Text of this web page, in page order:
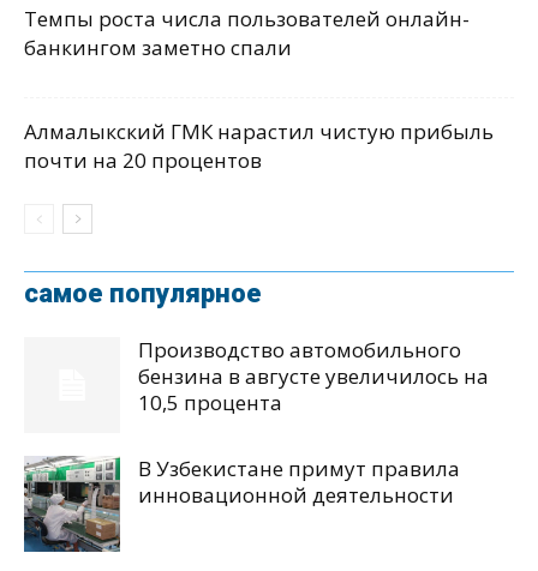
Темпы роста числа пользователей онлайн-
банкингом заметно спали
Алмалыкский ГМК нарастил чистую прибыль
почти на 20 процентов
самое популярное
Производство автомобильного
бензина в августе увеличилось на
10,5 процента
В Узбекистане примут правила
инновационной деятельности